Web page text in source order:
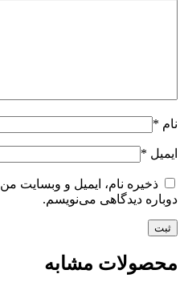
نام *
ایمیل *
ذخیره نام، ایمیل و وبسایت
دوباره دیدگاهی می‌نویسم.
محصولات مشابه